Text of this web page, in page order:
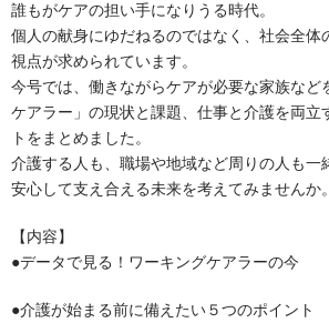
誰もがケアの担い手になりうる時代。
個人の献身にゆだねるのではなく、社会全体
視点が求められています。
今号では、働きながらケアが必要な家族など
ケアラー」の現状と課題、仕事と介護を両立
トをまとめました。
介護する人も、職場や地域など周りの人も一
安心して支え合える未来を考えてみませんか。
【内容】
●データで見る！ワーキングケアラーの今
●介護が始まる前に備えたい５つのポイント